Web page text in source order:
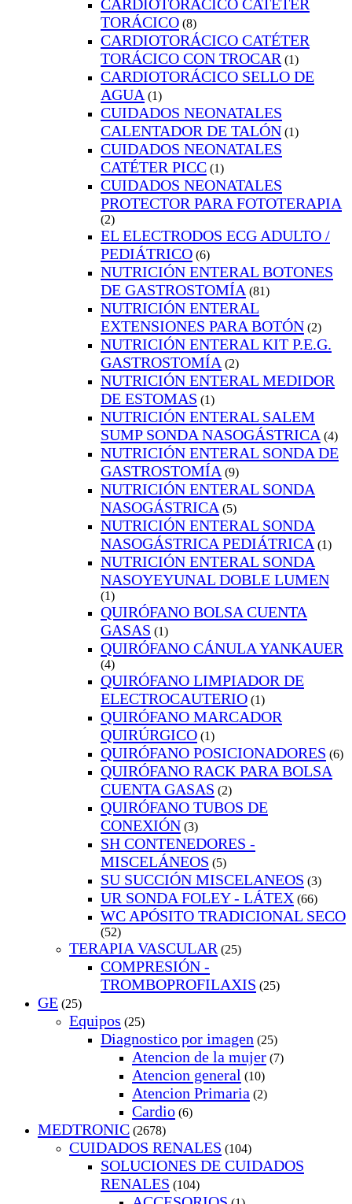
CARDIOTORÁCICO CATÉTER
TORÁCICO (8)
CARDIOTORÁCICO CATÉTER
TORÁCICO CON TROCAR (1)
CARDIOTORÁCICO SELLO DE
AGUA (1)
CUIDADOS NEONATALES
CALENTADOR DE TALÓN (1)
CUIDADOS NEONATALES
CATÉTER PICC (1)
CUIDADOS NEONATALES
PROTECTOR PARA FOTOTERAPIA
(2)
EL ELECTRODOS ECG ADULTO /
PEDIÁTRICO (6)
NUTRICIÓN ENTERAL BOTONES
DE GASTROSTOMÍA (81)
NUTRICIÓN ENTERAL
EXTENSIONES PARA BOTÓN (2)
NUTRICIÓN ENTERAL KIT P.E.G.
GASTROSTOMÍA (2)
NUTRICIÓN ENTERAL MEDIDOR
DE ESTOMAS (1)
NUTRICIÓN ENTERAL SALEM
SUMP SONDA NASOGÁSTRICA (4)
NUTRICIÓN ENTERAL SONDA DE
GASTROSTOMÍA (9)
NUTRICIÓN ENTERAL SONDA
NASOGÁSTRICA (5)
NUTRICIÓN ENTERAL SONDA
NASOGÁSTRICA PEDIÁTRICA (1)
NUTRICIÓN ENTERAL SONDA
NASOYEYUNAL DOBLE LUMEN
(1)
QUIRÓFANO BOLSA CUENTA
GASAS (1)
QUIRÓFANO CÁNULA YANKAUER
(4)
QUIRÓFANO LIMPIADOR DE
ELECTROCAUTERIO (1)
QUIRÓFANO MARCADOR
QUIRÚRGICO (1)
QUIRÓFANO POSICIONADORES (6)
QUIRÓFANO RACK PARA BOLSA
CUENTA GASAS (2)
QUIRÓFANO TUBOS DE
CONEXIÓN (3)
SH CONTENEDORES -
MISCELÁNEOS (5)
SU SUCCIÓN MISCELANEOS (3)
UR SONDA FOLEY - LÁTEX (66)
WC APÓSITO TRADICIONAL SECO
(52)
TERAPIA VASCULAR (25)
COMPRESIÓN -
TROMBOPROFILAXIS (25)
GE (25)
Equipos (25)
Diagnostico por imagen (25)
Atencion de la mujer (7)
Atencion general (10)
Atencion Primaria (2)
Cardio (6)
MEDTRONIC (2678)
CUIDADOS RENALES (104)
SOLUCIONES DE CUIDADOS
RENALES (104)